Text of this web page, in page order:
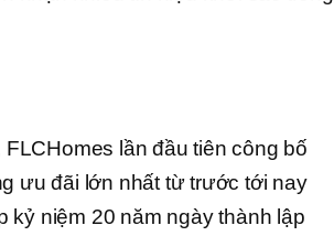
lần đầu tiên công bố
ưu đãi lớn nhất từ trước tới nay
kỷ niệm 20 năm ngày thành lập